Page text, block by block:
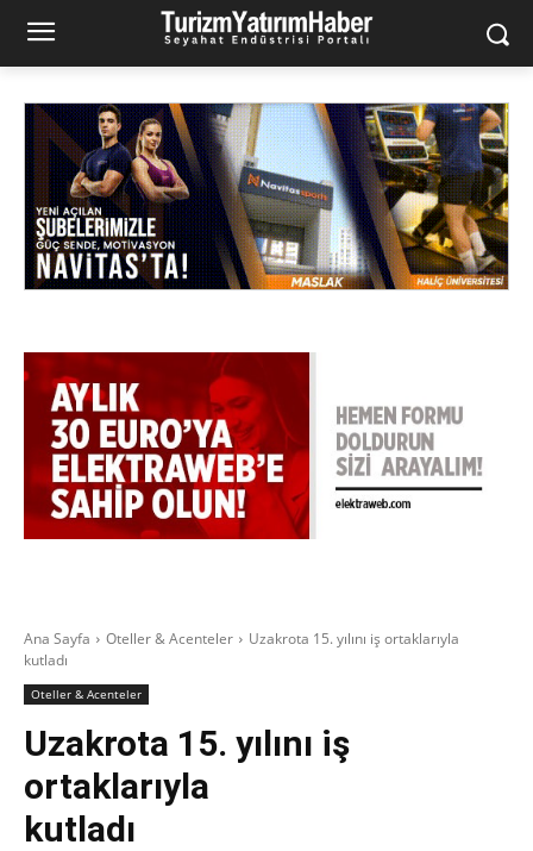
Ana Sayfa Oteller & Acenteler
Uzakrota 15. yılını iş ortaklarıyla
kutladı
Oteller & Acenteler
Uzakrota 15. yılını iş
ortaklarıyla
kutladı